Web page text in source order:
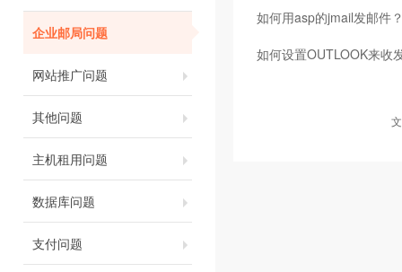
企业邮局问题
网站推广问题
其他问题
主机租用问题
数据库问题
支付问题
如何用asp的jmail发邮件
如何设置OUTLOOK来收